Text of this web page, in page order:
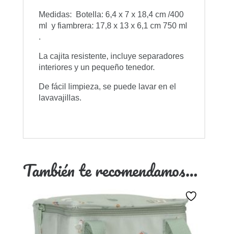
Medidas: Botella: 6,4 x 7 x 18,4 cm /400
ml y fiambrera: 17,8 x 13 x 6,1 cm 750 ml
.
La cajita resistente, incluye separadores
interiores y un pequeño tenedor.
De fácil limpieza, se puede lavar en el
lavavajillas.
También te recomendamos…